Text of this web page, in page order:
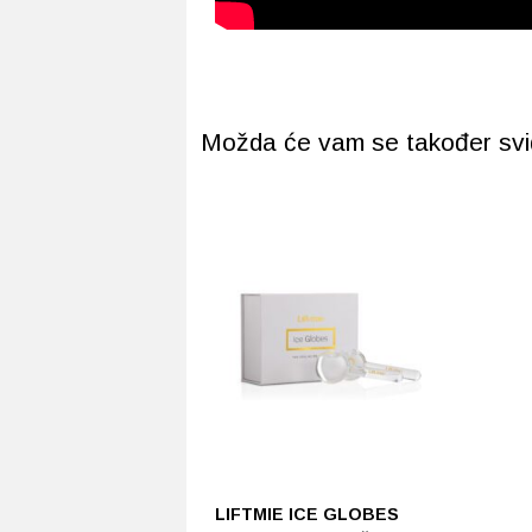
Možda će vam se također
LIFTMIE ICE GLOBES